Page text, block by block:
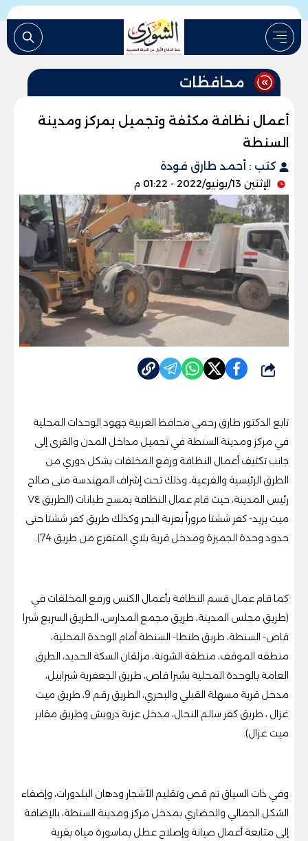
محافظات
أعمال نظافة مكثفة وتجميل بمركز ومدينة
السنطة
كتب : أحمد طارق فودة
الإثنين 13/يونيو/2022 - 01:22 م
شارك
تابع الدكتور طارق رحمي محافظ الغربية جهود الوحدات المحلية
في مركز ومدينة السنطة في تجميل مداخل المدن والقرى إلى
جانب تكثيف أعمال النظافة ورفع المخلفات بشكل دوري من
الطرق الرئيسية والفرعية، وذلك تحت إشراف المهندسة منى صالح
رئيس المدينة، حيث قام عمال النظافة بمسح طبانات (الطريق ٧٤
ميت يزيد- كفر ششتا مروراً بعزبة البحر وكذلك طريق كفر ششتا حتى
حدود وحدة الجميزة ومدخل قرية بلاي المتفرع من طريق 74).
كما قام عمال قسم النظافة بأعمال الكنس ورفع المخلفات في
(طريق مجلس المدينة، طريق مجمع المدارس، الطريق السريع شبرا
قاص- السنطة، طريق طنطا- السنطة أمام الوحدة المحلية،
منطقه الموقف، منطقة الشونة، مزلقان السكة الحديد، الطرق
العامة بالوحدة المحلية بشبرا قاص، طريق الجعفرية شبرابيل،
مدخل قرية مسهلة القبلي والبحري، الطريق رقم 9، طريق ميت
غزال ، طريق كفر سالم النحال، مدخل عزبة درويش وطريق مقابر
ميت غزال).
وفي ذات السياق تم قص وتقليم الأشجار ودهان البلدورات، وإضفاء
الشكل الجمالي والحضاري بمدخل مركز ومدينة السنطة، بالإضافة
إلى متابعة أعمال صيانة وإصلاح عطل بماسورة مياه بقرية